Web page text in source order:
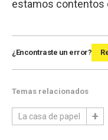
estamos contentos
¿Encontraste un error?
Temas relacionados
La casa de papel